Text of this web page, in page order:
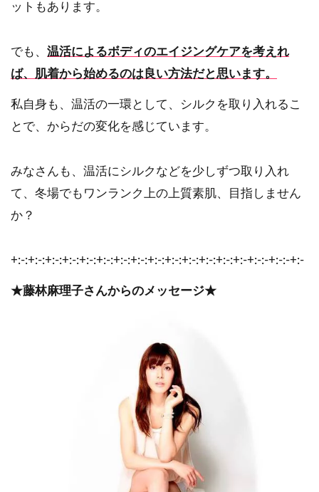
ットもあります。
でも、 温活によるボディのエイジングケアを考えれ
ば、肌着から始めるのは良い方法だと思います。
私自身も、温活の一環として、シルクを取り入れるこ
とで、からだの変化を感じています。
みなさんも、温活にシルクなどを少しずつ取り入れ
て、冬場でもワンランク上の上質素肌、目指しません
か？
+:-:+:-:+:-:+:-:+:-:+:-:+:-:+:-:+:-:+:-:+:-:+:-:+:-:+:-+:-:-+:-:-+:-
★藤林麻理子さんからのメッセージ★